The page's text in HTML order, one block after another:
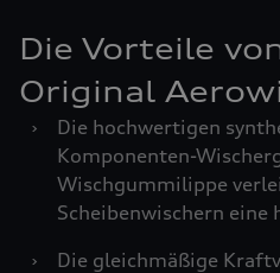
Die Vorteile
Original
›
Die hochwertigen
Komponenten-
Wischgummilippe
Scheibenwischern eine
›
Die gleichmäßige